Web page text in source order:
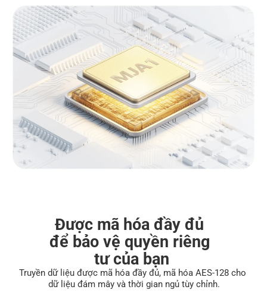
Được mã hóa đầy đủ
để bảo vệ quyền riêng
tư của bạn
Truyền dữ liệu được mã hóa đầy đủ, mã hóa AES-128 cho
dữ liệu đám mây và thời gian ngủ tùy chỉnh.